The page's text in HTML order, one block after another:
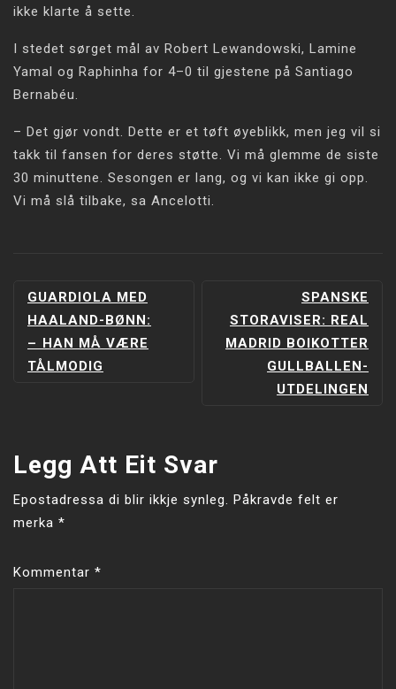
ikke klarte å sette.
I stedet sørget mål av Robert Lewandowski, Lamine
Yamal og Raphinha for 4–0 til gjestene på Santiago
Bernabéu.
– Det gjør vondt. Dette er et tøft øyeblikk, men jeg vil si
takk til fansen for deres støtte. Vi må glemme de siste
30 minuttene. Sesongen er lang, og vi kan ikke gi opp.
Vi må slå tilbake, sa Ancelotti.
INNLEGGSNAVIGERING
GUARDIOLA MED
HAALAND-BØNN:
–⁠ HAN MÅ VÆRE
TÅLMODIG
SPANSKE
STORAVISER: REAL
MADRID BOIKOTTER
GULLBALLEN-
UTDELINGEN
Legg Att Eit Svar
Epostadressa di blir ikkje synleg. Påkravde felt er
merka *
Kommentar *